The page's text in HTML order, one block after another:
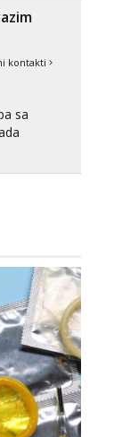
kad
kontakti
sa